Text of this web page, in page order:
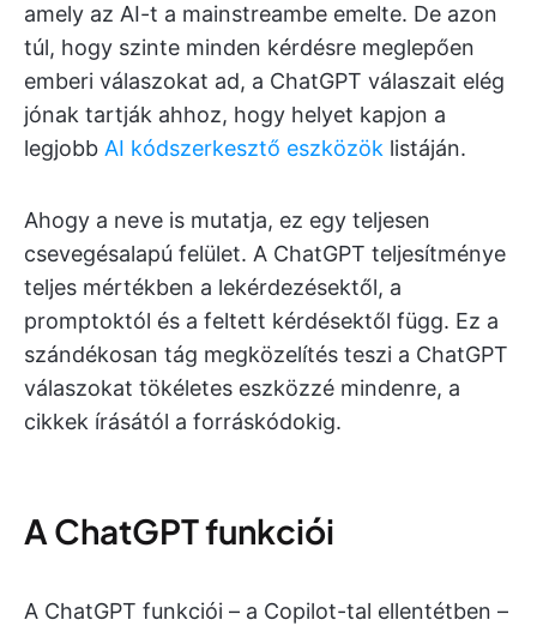
amely az AI-t a mainstreambe emelte. De azon
túl, hogy szinte minden kérdésre meglepően
emberi válaszokat ad, a ChatGPT válaszait elég
jónak tartják ahhoz, hogy helyet kapjon a
legjobb AI kódszerkesztő eszközök listáján.
Ahogy a neve is mutatja, ez egy teljesen
csevegésalapú felület. A ChatGPT teljesítménye
teljes mértékben a lekérdezésektől, a
promptoktól és a feltett kérdésektől függ. Ez a
szándékosan tág megközelítés teszi a ChatGPT
válaszokat tökéletes eszközzé mindenre, a
cikkek írásától a forráskódokig.
A ChatGPT funkciói
A ChatGPT funkciói – a Copilot-tal ellentétben –